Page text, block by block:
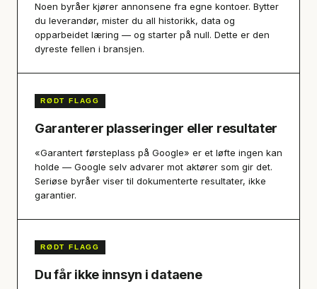
Noen byråer kjører annonsene fra egne kontoer. Bytter
du leverandør, mister du all historikk, data og
opparbeidet læring — og starter på null. Dette er den
dyreste fellen i bransjen.
RØDT FLAGG
Garanterer plasseringer eller resultater
«Garantert førsteplass på Google» er et løfte ingen kan
holde — Google selv advarer mot aktører som gir det.
Seriøse byråer viser til dokumenterte resultater, ikke
garantier.
RØDT FLAGG
Du får ikke innsyn i dataene